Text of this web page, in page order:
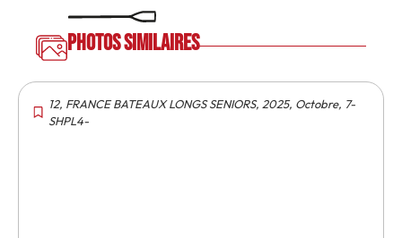
Photos similaires
12, FRANCE BATEAUX LONGS SENIORS, 2025, Octobre, 7-
SHPL4-